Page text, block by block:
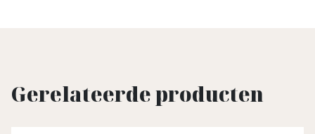
Gerelateerde producten